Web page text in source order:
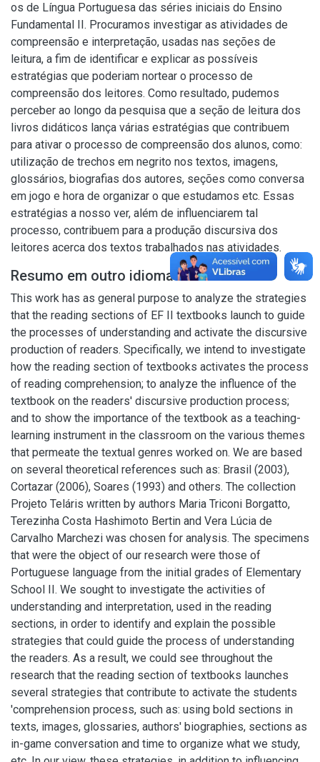
os de Língua Portuguesa das séries iniciais do Ensino
Fundamental II. Procuramos investigar as atividades de
compreensão e interpretação, usadas nas seções de
leitura, a fim de identificar e explicar as possíveis
estratégias que poderiam nortear o processo de
compreensão dos leitores. Como resultado, pudemos
perceber ao longo da pesquisa que a seção de leitura dos
livros didáticos lança várias estratégias que contribuem
para ativar o processo de compreensão dos alunos, como:
utilização de trechos em negrito nos textos, imagens,
glossários, biografias dos autores, seções como conversa
em jogo e hora de organizar o que estudamos etc. Essas
estratégias a nosso ver, além de influenciarem tal
processo, contribuem para a produção discursiva dos
leitores acerca dos textos trabalhados nas atividades.
Resumo em outro idioma
This work has as general purpose to analyze the strategies
that the reading sections of EF II textbooks launch to guide
the processes of understanding and activate the discursive
production of readers. Specifically, we intend to investigate
how the reading section of textbooks activates the process
of reading comprehension; to analyze the influence of the
textbook on the readers' discursive production process;
and to show the importance of the textbook as a teaching-
learning instrument in the classroom on the various themes
that permeate the textual genres worked on. We are based
on several theoretical references such as: Brasil (2003),
Cortazar (2006), Soares (1993) and others. The collection
Projeto Teláris written by authors Maria Triconi Borgatto,
Terezinha Costa Hashimoto Bertin and Vera Lúcia de
Carvalho Marchezi was chosen for analysis. The specimens
that were the object of our research were those of
Portuguese language from the initial grades of Elementary
School II. We sought to investigate the activities of
understanding and interpretation, used in the reading
sections, in order to identify and explain the possible
strategies that could guide the process of understanding
the readers. As a result, we could see throughout the
research that the reading section of textbooks launches
several strategies that contribute to activate the students
'comprehension process, such as: using bold sections in
texts, images, glossaries, authors' biographies, sections as
in-game conversation and time to organize what we study,